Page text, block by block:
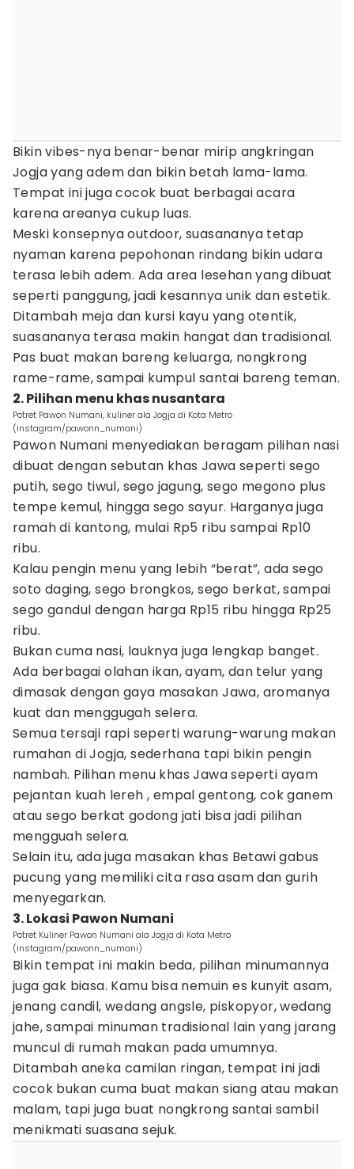
Bikin vibes-nya benar-benar mirip angkringan
Jogja yang adem dan bikin betah lama-lama.
Tempat ini juga cocok buat berbagai acara
karena areanya cukup luas.
Meski konsepnya outdoor, suasananya tetap
nyaman karena pepohonan rindang bikin udara
terasa lebih adem. Ada area lesehan yang dibuat
seperti panggung, jadi kesannya unik dan estetik.
Ditambah meja dan kursi kayu yang otentik,
suasananya terasa makin hangat dan tradisional.
Pas buat makan bareng keluarga, nongkrong
rame-rame, sampai kumpul santai bareng teman.
2. Pilihan menu khas nusantara
Potret Pawon Numani, kuliner ala Jogja di Kota Metro
(instagram/pawonn_numani)
Pawon Numani menyediakan beragam pilihan nasi
dibuat dengan sebutan khas Jawa seperti sego
putih, sego tiwul, sego jagung, sego megono plus
tempe kemul, hingga sego sayur. Harganya juga
ramah di kantong, mulai Rp5 ribu sampai Rp10
ribu.
Kalau pengin menu yang lebih “berat”, ada sego
soto daging, sego brongkos, sego berkat, sampai
sego gandul dengan harga Rp15 ribu hingga Rp25
ribu.
Bukan cuma nasi, lauknya juga lengkap banget.
Ada berbagai olahan ikan, ayam, dan telur yang
dimasak dengan gaya masakan Jawa, aromanya
kuat dan menggugah selera.
Semua tersaji rapi seperti warung-warung makan
rumahan di Jogja, sederhana tapi bikin pengin
nambah. Pilihan menu khas Jawa seperti ayam
pejantan kuah lereh , empal gentong, cok ganem
atau sego berkat godong jati bisa jadi pilihan
mengguah selera.
Selain itu, ada juga masakan khas Betawi gabus
pucung yang memiliki cita rasa asam dan gurih
menyegarkan.
3. Lokasi Pawon Numani
Potret Kuliner Pawon Numani ala Jogja di Kota Metro
(instagram/pawonn_numani)
Bikin tempat ini makin beda, pilihan minumannya
juga gak biasa. Kamu bisa nemuin es kunyit asam,
jenang candil, wedang angsle, piskopyor, wedang
jahe, sampai minuman tradisional lain yang jarang
muncul di rumah makan pada umumnya.
Ditambah aneka camilan ringan, tempat ini jadi
cocok bukan cuma buat makan siang atau makan
malam, tapi juga buat nongkrong santai sambil
menikmati suasana sejuk.